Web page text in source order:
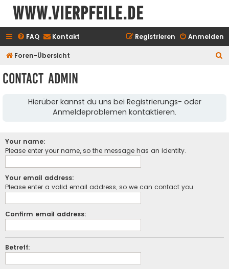
www.vierpfeile.de
FAQ Kontakt Anmelden
Registrieren
Foren-Übersicht
Contact Admin
Hierüber kannst du uns bei Registrierungs- oder
Anmeldeproblemen kontaktieren.
Your name:
Please enter your name, so the message has an identity.
Your email address:
Please enter a valid email address, so we can contact you.
Confirm email address:
Betreff: